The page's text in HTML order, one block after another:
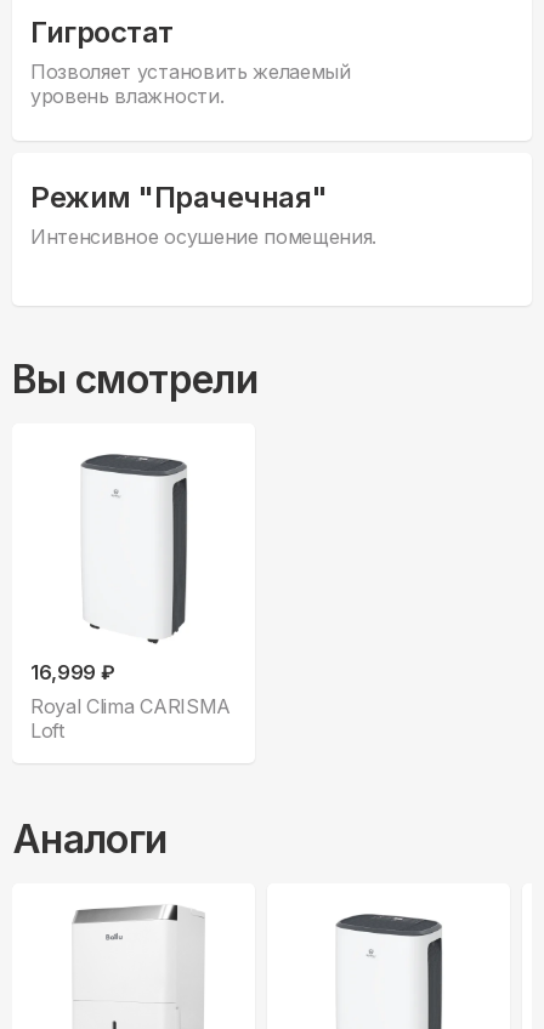
Гигростат
Позволяет установить желаемый
уровень влажности.
Режим "Прачечная"
Интенсивное осушение помещения.
Вы смотрели
16,999 ₽
Royal Clima CARISMA
Loft
Аналоги